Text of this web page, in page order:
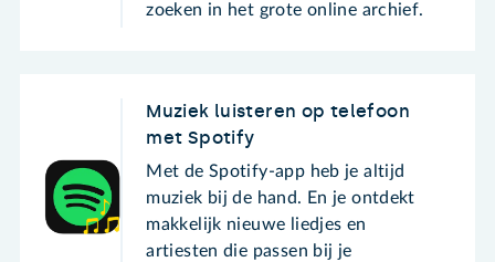
zoeken in het grote online archief.
Muziek luisteren op telefoon
met Spotify
Met de Spotify-app heb je altijd
muziek bij de hand. En je ontdekt
makkelijk nieuwe liedjes en
artiesten die passen bij je